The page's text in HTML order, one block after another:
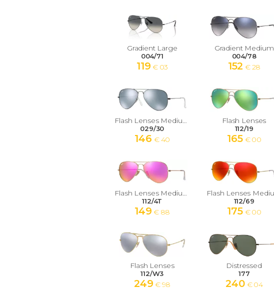
Gradient Large
004/71
119 € 03
Gradient Medium
004/78
152 € 28
Flash Lenses Medium
029/30
146 € 40
Flash Lenses
112/19
165 € 00
Flash Lenses Medium
112/4T
149 € 88
112/69
175 € 00
Flash Lenses
112/W3
249 € 98
Distressed
177
240 € 04